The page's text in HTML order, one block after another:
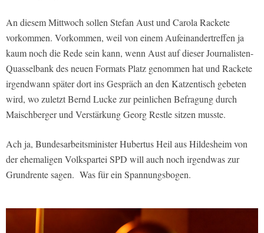
An diesem Mittwoch sollen Stefan Aust und Carola Rackete
vorkommen. Vorkommen, weil von einem Aufeinandertreffen ja
kaum noch die Rede sein kann, wenn Aust auf dieser Journalisten-
Quasselbank des neuen Formats Platz genommen hat und Rackete
irgendwann später dort ins Gespräch an den Katzentisch gebeten
wird, wo zuletzt Bernd Lucke zur peinlichen Befragung durch
Maischberger und Verstärkung Georg Restle sitzen musste.
Ach ja, Bundesarbeitsminister Hubertus Heil aus Hildesheim von
der ehemaligen Volkspartei SPD will auch noch irgendwas zur
Grundrente sagen. Was für ein Spannungsbogen.